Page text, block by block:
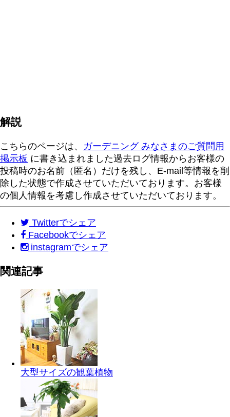
解説
こちらのページは、 ガーデニング みなさまのご質問用
掲示板 に書き込まれました過去ログ情報からお客様の
投稿時のお名前（匿名）だけを残し、E-mail等情報を削
除した状態で作成させていただいております。お客様
の個人情報を考慮し作成させていただいております。
Twitterでシェア
Facebookでシェア
instagramでシェア
関連記事
大型サイズの観葉植物